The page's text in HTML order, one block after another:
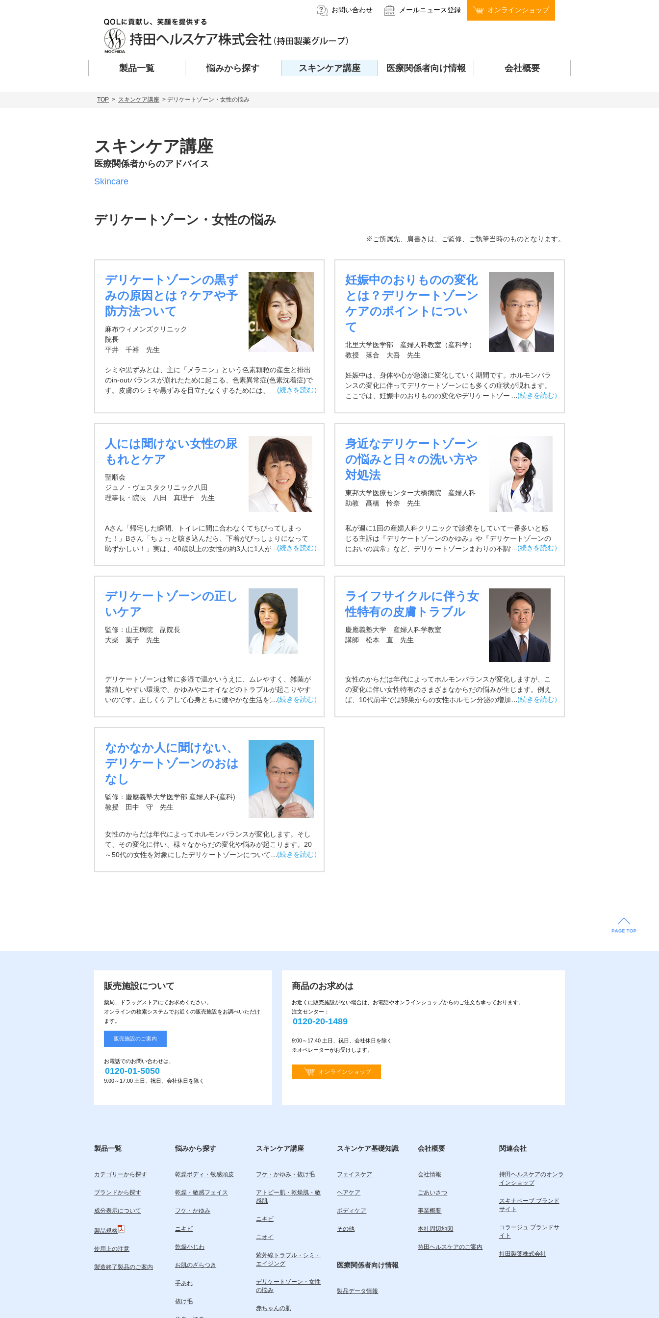
お問い合わせ メールニュース登録 オンラインショップ
製品一覧 悩みから探す スキンケア講座 医療関係者向け情報 会社概要
TOP > スキンケア講座 > デリケートゾーン・女性の悩み
スキンケア講座
医療関係者からのアドバイス
Skincare
デリケートゾーン・女性の悩み
※ご所属先、肩書きは、ご監修、ご執筆当時のものとなります。
デリケートゾーンの黒ず
みの原因とは？ケアや予
防方法ついて
麻布ウィメンズクリニック
院長
平井 千裕 先生
シミや黒ずみとは、主に「メラニン」という色素顆粒の産生と排出
のin-outバランスが崩れたために起こる、色素異常症(色素沈着症)で
す。皮膚のシミや黒ずみを目立たなくするためには、メカニズムを
す。
妊娠中のおりものの変化
とは？デリケートゾーン
ケアのポイントについ
て
北里大学医学部 産婦人科教室（産科学）
教授 落合 大吾 先生
妊娠中は、身体や心が急激に変化していく期間です。ホルモンバラ
ンスの変化に伴ってデリケートゾーンにも多くの症状が現れます。
ここでは、妊娠中のおりものの変化やデリケートゾーンケアのポイ
人には聞けない女性の尿
もれとケア
聖順会
ジュノ・ヴェスタクリニック八田
理事長・院長 八田 真理子 先生
Aさん「帰宅した瞬間、トイレに間に合わなくてちびってしまっ
た！」Bさん「ちょっと咳き込んだら、下着がびっしょりになって
恥ずかしい！」実は、40歳以上の女性の約3人に1人が、このような
れあり」という結果を得ました。
身近なデリケートゾーン
の悩みと日々の洗い方や
対処法
東邦大学医療センター大橋病院 産婦人科
助教 髙橋 怜奈 先生
私が週に1回の産婦人科クリニックで診療をしていて一番多いと感
じる主訴は『デリケートゾーンのかゆみ』や『デリケートゾーンの
においの異常』など、デリケートゾーンまわりの不調です。
デリケートゾーンの正し
いケア
監修：山王病院 副院長
大柴 葉子 先生
デリケートゾーンは常に多湿で温かいうえに、ムレやすく、雑菌が
繁殖しやすい環境で、かゆみやニオイなどのトラプルが起こりやす
いのです。正しくケアして心身ともに健やかな生活を送りましょ
汗、排
ライフサイクルに伴う女
性特有の皮膚トラブル
慶應義塾大学 産婦人科学教室
講師 松本 直 先生
女性のからだは年代によってホルモンバランスが変化しますが、こ
の変化に伴い女性特有のさまざまなからだの悩みが生じます。例え
ば、10代前半では卵巣からの女性ホルモン分泌の増加や月経の開始
なかなか人に聞けない、
デリケートゾーンのおは
なし
監修：慶應義塾大学医学部 産婦人科(産科)
教授 田中 守 先生
女性のからだは年代によってホルモンバランスが変化します。そし
て、その変化に伴い、様々なからだの変化や悩みが起こります。20
～50代の女性を対象にしたデリケートゾーンについての調査※によ
販売施設について
薬局、ドラッグストアにてお求めください。
オンラインの検索システムでお近くの販売施設をお調べいただけ
ます。
販売施設のご案内
お電話でのお問い合わせは、
0120-01-5050
9:00～17:00 土日、祝日、会社休日を除く
商品のお求めは
お近くに販売施設がない場合は、お電話やオンラインショップからのご注文も承っております。
注文センター：
0120-20-1489
9:00～17:40 土日、祝日、会社休日を除く
※オペレーターがお受けします。
オンラインショップ
製品一覧
カテゴリーから探す
ブランドから探す
成分表示について
製品規格
使用上の注意
製造終了製品のご案内
悩みから探す
乾燥ボディ・敏感頭皮
乾燥・敏感フェイス
フケ・かゆみ
ニキビ
乾燥小じわ
お肌のざらつき
手あれ
抜け毛
スキンケア講座
フケ・かゆみ・抜け毛
アトピー肌・乾燥肌・敏
感肌
ニキビ
ニオイ
紫外線トラブル・シミ・
エイジング
デリケートゾーン・女性
の悩み
赤ちゃんの肌
スキンケア基礎知識
フェイスケア
ヘアケア
ボディケア
その他
医療関係者向け情報
製品データ情報
会社概要
会社情報
ごあいさつ
事業概要
本社周辺地図
持田ヘルスケアのご案内
関連会社
持田ヘルスケアのオンラ
インショップ
スキナベーブ ブランド
サイト
コラージュ ブランドサ
イト
持田製薬株式会社